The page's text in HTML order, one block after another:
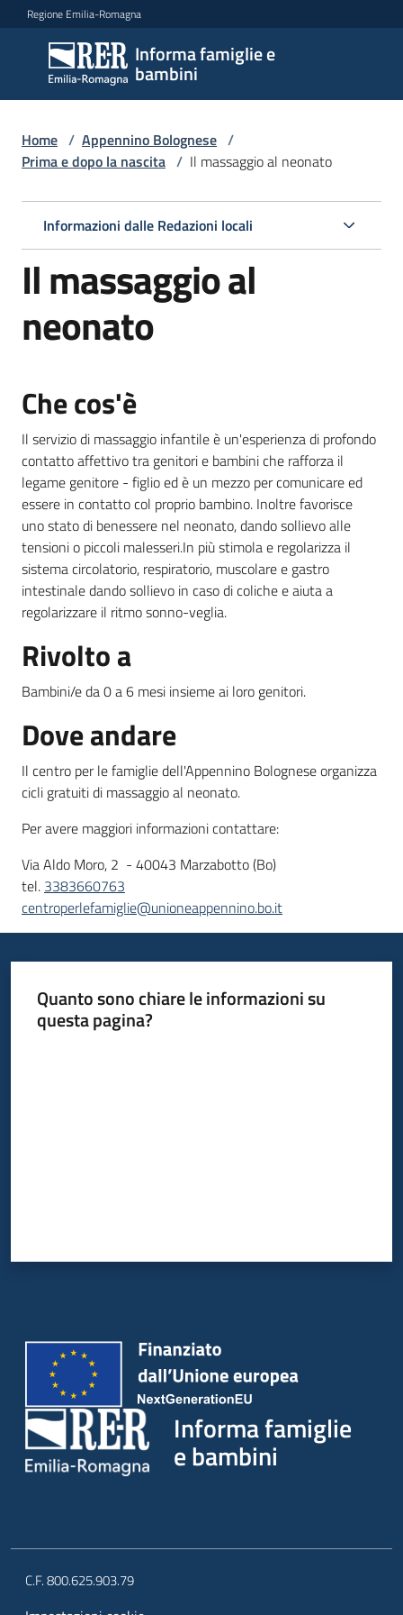
Vai al contenuto
Vai alla navigazione
Vai al footer
Regione Emilia-Romagna
Informa famiglie e
bambini
Informa
famiglie
e
bambini
Argomenti
Servizi
Centri
famiglie
Informazioni
locali
Newsletter
Home / Appennino Bolognese /
Prima e dopo la nascita / Il massaggio al neonato
Informazioni dalle Redazioni locali
Il massaggio al
neonato
Che cos'è
Il servizio di massaggio infantile è un'esperienza di profondo
contatto affettivo tra genitori e bambini che rafforza il
legame genitore - figlio ed è un mezzo per comunicare ed
essere in contatto col proprio bambino. Inoltre favorisce
uno stato di benessere nel neonato, dando sollievo alle
tensioni o piccoli malesseri.In più stimola e regolarizza il
sistema circolatorio, respiratorio, muscolare e gastro
intestinale dando sollievo in caso di coliche e aiuta a
regolarizzare il ritmo sonno-veglia.
Rivolto a
Bambini/e da 0 a 6 mesi insieme ai loro genitori.
Dove andare
Il centro per le famiglie dell'Appennino Bolognese organizza
cicli gratuiti di massaggio al neonato.
Per avere maggiori informazioni contattare:
Via Aldo Moro, 2 - 40043 Marzabotto (Bo)
tel. 3383660763
centroperlefamiglie@unioneappennino.bo.it
Quanto sono chiare le informazioni su
questa pagina?
Informa famiglie
e bambini
C.F. 800.625.903.79